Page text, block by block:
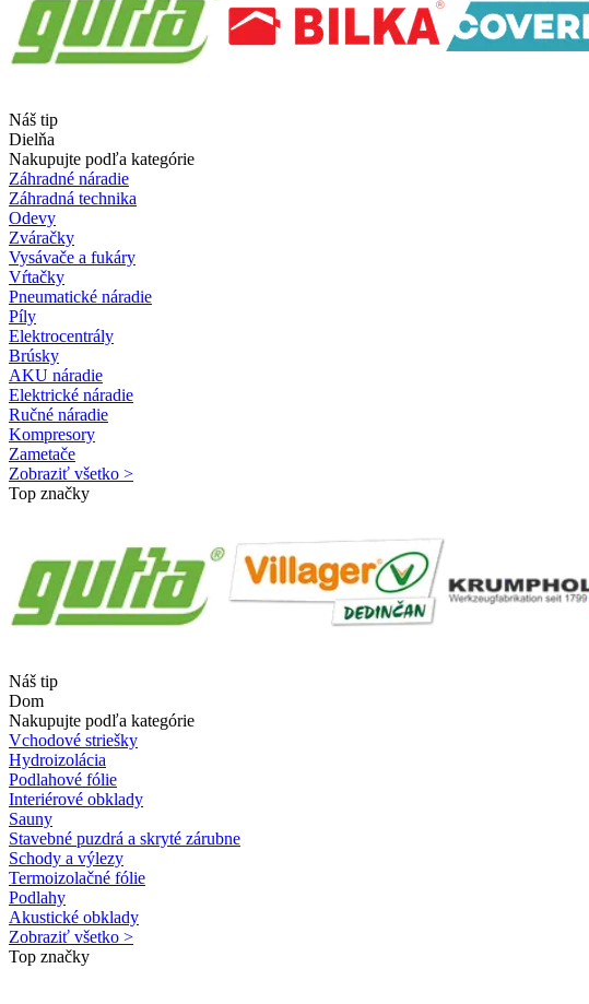
Náš tip
Dielňa
Nakupujte podľa kategórie
Záhradné náradie
Záhradná technika
Odevy
Zváračky
Vysávače a fukáry
Vŕtačky
Pneumatické náradie
Píly
Elektrocentrály
Brúsky
AKU náradie
Elektrické náradie
Ručné náradie
Kompresory
Zametače
Zobraziť všetko >
Top značky
Náš tip
Dom
Nakupujte podľa kategórie
Vchodové striešky
Hydroizolácia
Podlahové fólie
Interiérové obklady
Sauny
Stavebné puzdrá a skryté zárubne
Schody a výlezy
Termoizolačné fólie
Podlahy
Akustické obklady
Zobraziť všetko >
Top značky